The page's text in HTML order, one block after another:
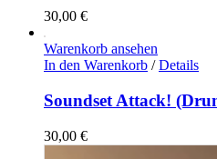
30,00 €
Warenkorb ansehen
In den Warenkorb / Details
Soundset Attack!
30,00 €